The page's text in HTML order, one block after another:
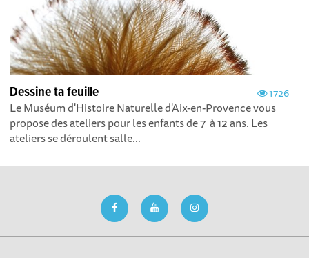
1726
Dessine ta feuille
Le Muséum d'Histoire Naturelle d'Aix-en-Provence vous
propose des ateliers pour les enfants de 7 à 12 ans. Les
ateliers se déroulent salle...